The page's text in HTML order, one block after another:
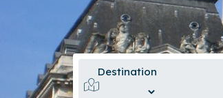
Destination